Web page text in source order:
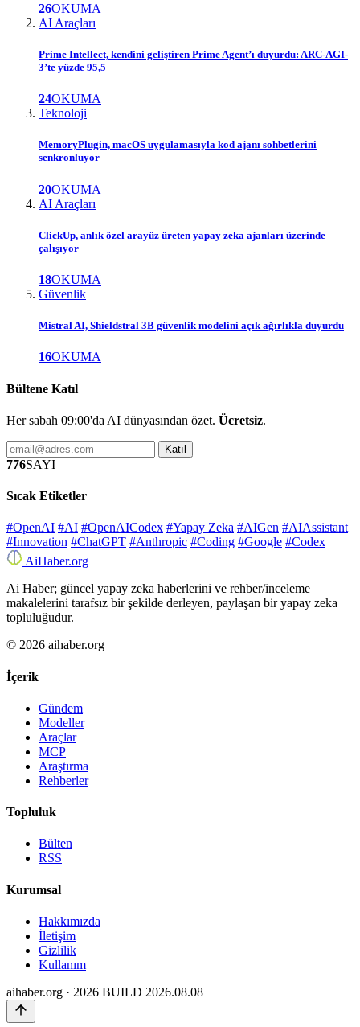
26OKUMA
AI Araçları
Prime Intellect, kendini geliştiren Prime Agent’ı duyurdu: ARC-AGI-
3’te yüzde 95,5
24OKUMA
Teknoloji
MemoryPlugin, macOS uygulamasıyla kod ajanı sohbetlerini
senkronluyor
20OKUMA
AI Araçları
ClickUp, anlık özel arayüz üreten yapay zeka ajanları üzerinde
çalışıyor
18OKUMA
Güvenlik
Mistral AI, Shieldstral 3B güvenlik modelini açık ağırlıkla duyurdu
16OKUMA
Bültene Katıl
Her sabah 09:00'da AI dünyasından özet. Ücretsiz.
Katıl
776SAYI
Sıcak Etiketler
#OpenAI #AI #OpenAICodex #Yapay Zeka #AIGen #AIAssistant
#Innovation #ChatGPT #Anthropic #Coding #Google #Codex
AiHaber.org
Ai Haber; güncel yapay zeka haberlerini ve rehber/inceleme
makalelerini tarafsız bir şekilde derleyen, paylaşan bir yapay zeka
topluluğudur.
© 2026 aihaber.org
İçerik
Gündem
Modeller
Araçlar
MCP
Araştırma
Rehberler
Topluluk
Bülten
RSS
Kurumsal
Hakkımızda
İletişim
Gizlilik
Kullanım
aihaber.org · 2026 BUILD 2026.08.08